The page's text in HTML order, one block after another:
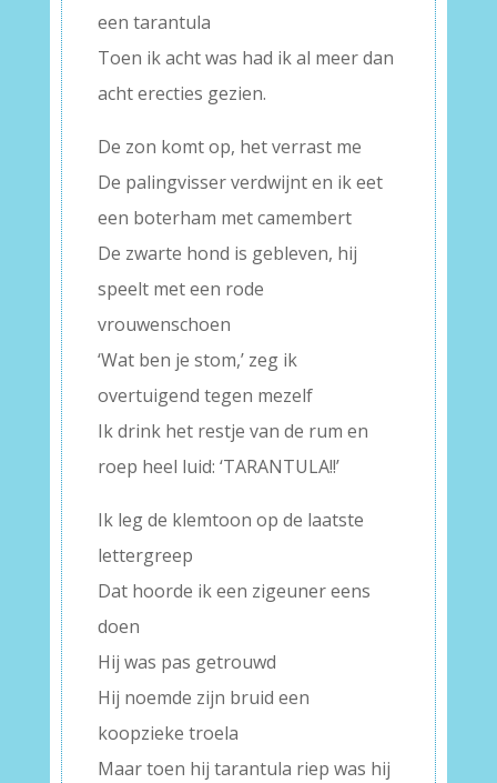
een tarantula
Toen ik acht was had ik al meer dan
acht erecties gezien.
De zon komt op, het verrast me
De palingvisser verdwijnt en ik eet
een boterham met camembert
De zwarte hond is gebleven, hij
speelt met een rode
vrouwenschoen
‘Wat ben je stom,’ zeg ik
overtuigend tegen mezelf
Ik drink het restje van de rum en
roep heel luid: ‘TARANTULA!!’
Ik leg de klemtoon op de laatste
lettergreep
Dat hoorde ik een zigeuner eens
doen
Hij was pas getrouwd
Hij noemde zijn bruid een
koopzieke troela
Maar toen hij tarantula riep was hij